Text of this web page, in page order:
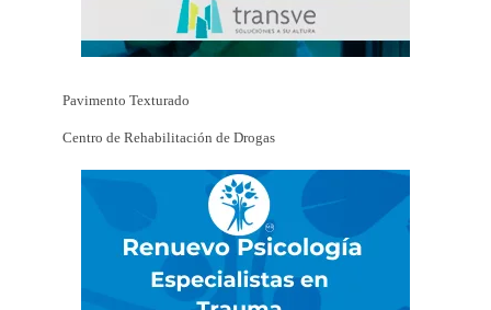
Pavimento Texturado
Centro de Rehabilitación de Drogas